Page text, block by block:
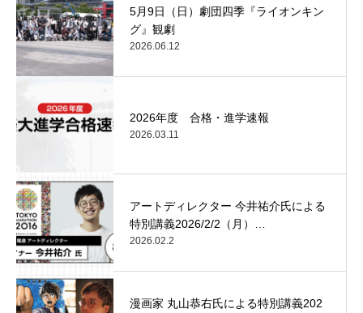
5月9日（日）劇団四季『ライオンキン
グ』観劇
2026.06.12
2026年度 合格・進学速報
2026.03.11
アートディレクター 今井祐介氏による
特別講義2026/2/2（月）…
2026.02.2
漫画家 丸山恭右氏による特別講義202